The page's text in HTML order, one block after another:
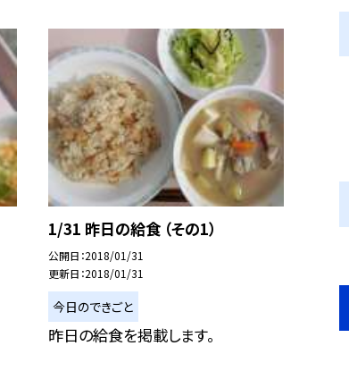
1/31 昨日の給食 （その1）
公開日 2018/01/31
更新日 2018/01/31
今日のできごと
昨日の給食を掲載します。